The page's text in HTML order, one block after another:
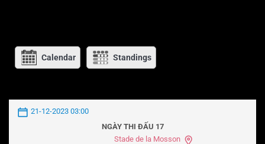
Calendar Standings
21-12-2023 03:00
NGÀY THI ĐẤU 17
Stade de la Mosson